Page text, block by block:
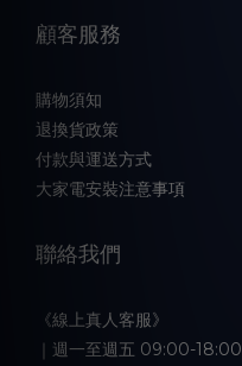
顧客服務
購物須知
退換貨政策
付款與運送方式
大家電安裝注意事項
聯絡我們
《線上真人客服》
｜週一至週五 09:00-18:00